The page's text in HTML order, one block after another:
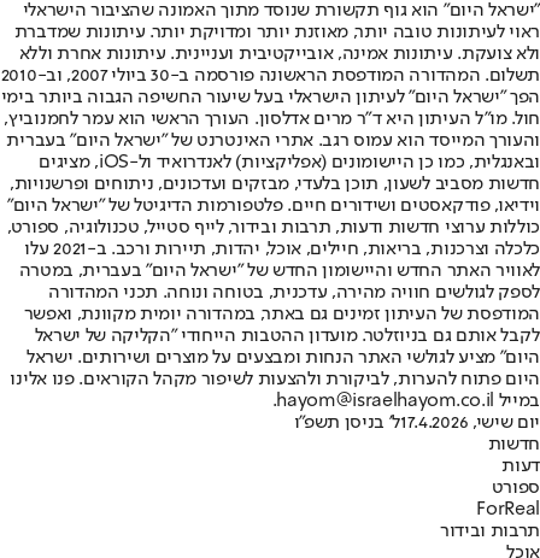
"ישראל היום" הוא גוף תקשורת שנוסד מתוך האמונה שהציבור הישראלי
ראוי לעיתונות טובה יותר, מאוזנת יותר ומדויקת יותר. עיתונות שמדברת
ולא צועקת. עיתונות אמינה, אובייקטיבית ועניינית. עיתונות אחרת וללא
תשלום. המהדורה המודפסת הראשונה פורסמה ב-30 ביולי 2007, וב-2010
הפך "ישראל היום" לעיתון הישראלי בעל שיעור החשיפה הגבוה ביותר בימי
חול. מו"ל העיתון היא ד"ר מרים אדלסון. העורך הראשי הוא עמר לחמנוביץ,
והעורך המייסד הוא עמוס רגב. אתרי האינטרנט של "ישראל היום" בעברית
ובאנגלית, כמו כן היישומונים (אפליקציות) לאנדרואיד ול-iOS, מציגים
חדשות מסביב לשעון, תוכן בלעדי, מבזקים ועדכונים, ניתוחים ופרשנויות,
וידיאו, פודקאסטים ושידורים חיים. פלטפורמות הדיגיטל של "ישראל היום"
כוללות ערוצי חדשות ודעות, תרבות ובידור, לייף סטייל, טכנולוגיה, ספורט,
כלכלה וצרכנות, בריאות, חיילים, אוכל, יהדות, תיירות ורכב. ב-2021 עלו
לאוויר האתר החדש והיישומון החדש של "ישראל היום" בעברית, במטרה
לספק לגולשים חוויה מהירה, עדכנית, בטוחה ונוחה. תכני המהדורה
המודפסת של העיתון זמינים גם באתר, במהדורה יומית מקוונת, ואפשר
לקבל אותם גם בניוזלטר. מועדון ההטבות הייחודי "הקליקה של ישראל
היום" מציע לגולשי האתר הנחות ומבצעים על מוצרים ושירותים. ישראל
היום פתוח להערות, לביקורת ולהצעות לשיפור מקהל הקוראים. פנו אלינו
במייל hayom@israelhayom.co.il.
יום שישי, 17.4.2026
ל' בניסן תשפ"ו
חדשות
דעות
ספורט
ForReal
תרבות ובידור
אוכל